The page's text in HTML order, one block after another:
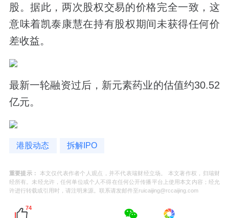
股。据此，两次股权交易的价格完全一致，这
意味着凯泰康慧在持有股权期间未获得任何价
差收益。
最新一轮融资过后，新元素药业的估值约30.52
亿元。
港股动态 拆解IPO
重要提示：
本文仅代表作者个人观点，并不代表瑞财经立场。 本文著作权，归瑞财
经所有。未经允许，任何单位或个人不得在任何公开传播平台上使用本文内容；经允
许进行转载或引用时，请注明来源。联系请发邮件至ruicaijing@rccaijing.com
74